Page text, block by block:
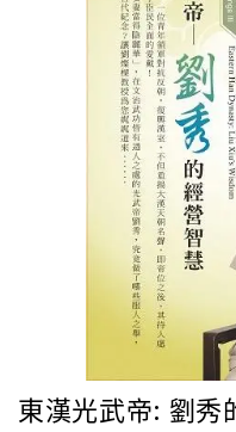
東漢光武帝: 劉秀